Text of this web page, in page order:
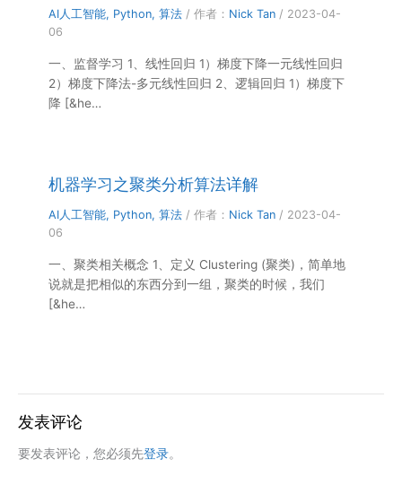
AI人工智能, Python,算法 / 作者： Nick Tan / 2023-04-
06
一、监督学习 1、线性回归 1）梯度下降一元线性回归
2）梯度下降法-多元线性回归 2、逻辑回归 1）梯度下
降 [&he…
机器学习之聚类分析算法详解
AI人工智能, Python,算法 / 作者： Nick Tan / 2023-04-
06
一、聚类相关概念 1、定义 Clustering (聚类)，简单地
说就是把相似的东西分到一组，聚类的时候，我们
[&he…
发表评论
要发表评论，您必须先登录。